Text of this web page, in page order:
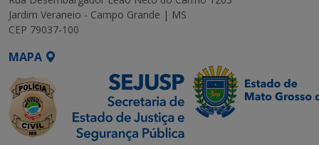
Jardim Veraneio - Campo Grande | MS
CEP 79037-100
MAPA